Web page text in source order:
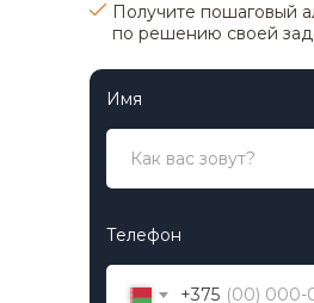
Получите пошаговый
по решению своей
Имя
Телефон
+375